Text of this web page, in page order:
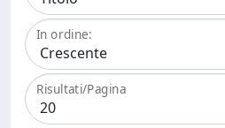
In ordine:
Risultati/Pagina